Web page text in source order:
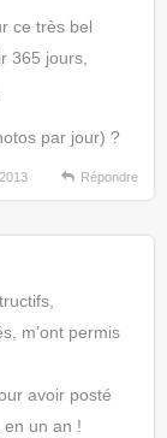
ce très bel
365 jours,
par jour) ?
Répondre
m’ont permis
avoir posté
un an !